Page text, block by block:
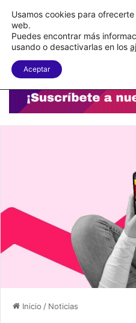
Menu
Inicio / Noticias
Usamos cookies para
web.
Puedes encontrar más
usando o desactivarlas en los
Aceptar